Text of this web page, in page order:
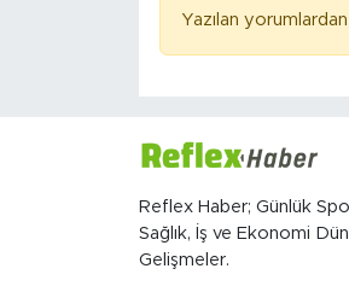
Yazılan
Reflex Haber; Günlük
Sağlık, İş ve Ekonomi
Gelişmeler.